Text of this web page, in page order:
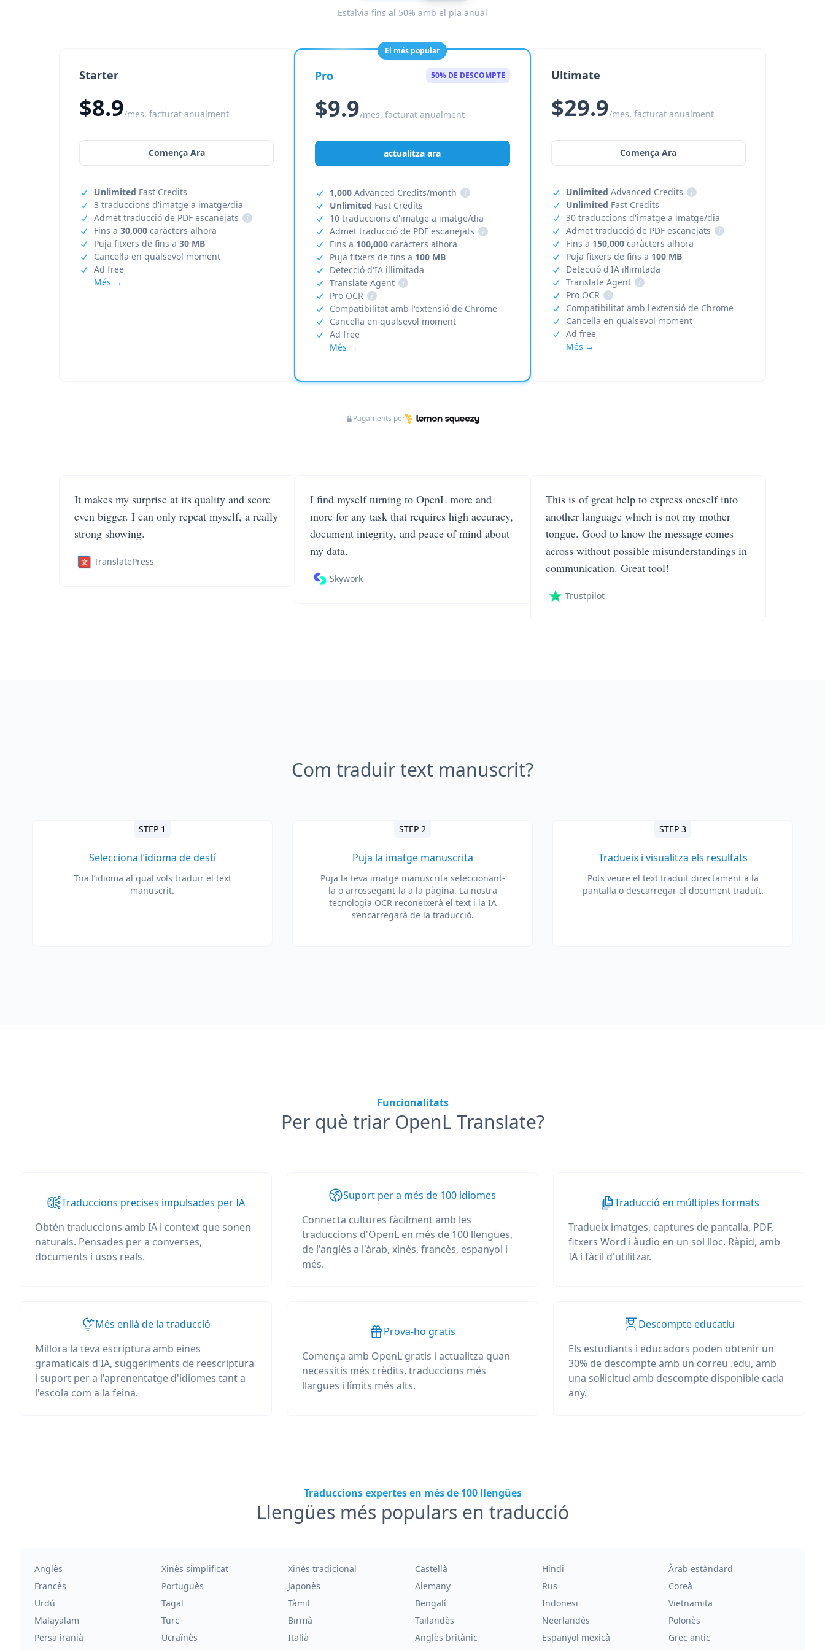
Estalvia fins al 50% amb el pla anual
Starter
$8.9/mes, facturat anualment
Comença Ara
Unlimited Fast Credits
3 traduccions d'imatge a imatge/dia
Admet traducció de PDF escanejats
i
Fins a 30,000 caràcters alhora
Puja fitxers de fins a 30 MB
Cancel·la en qualsevol moment
Ad free
Més →
El més popular
Pro 50% DE DESCOMPTE
$9.9/mes, facturat anualment
actualitza ara
1,000 Advanced Credits/month
i
Unlimited Fast Credits
10 traduccions d'imatge a imatge/dia
Admet traducció de PDF escanejats
i
Fins a 100,000 caràcters alhora
Puja fitxers de fins a 100 MB
Detecció d'IA il·limitada
Translate Agent
i
Pro OCR
i
Compatibilitat amb l'extensió de Chrome
Cancel·la en qualsevol moment
Ad free
Més →
Ultimate
$29.9/mes, facturat anualment
Comença Ara
Unlimited Advanced Credits
i
Unlimited Fast Credits
30 traduccions d'imatge a imatge/dia
Admet traducció de PDF escanejats
i
Fins a 150,000caràcters alhora
Puja fitxers de fins a 100 MB
Detecció d'IA il·limitada
Translate Agent
i
Pro OCR
i
Compatibilitat amb l'extensió de Chrome
Cancel·la en qualsevol moment
Ad free
Més →
Pagaments per
It makes my surprise at its quality and score
even bigger. I can only repeat myself, a really
strong showing.
TranslatePress
I find myself turning to OpenL more and
more for any task that requires high accuracy,
document integrity, and peace of mind about
my data.
Skywork
This is of great help to express oneself into
another language which is not my mother
tongue. Good to know the message comes
across without possible misunderstandings in
communication. Great tool!
Trustpilot
Com traduir text manuscrit?
STEP 1
Selecciona l’idioma de destí
Tria l’idioma al qual vols traduir el text
manuscrit.
STEP 2
Puja la imatge manuscrita
Puja la teva imatge manuscrita seleccionant-
la o arrossegant-la a la pàgina. La nostra
tecnologia OCR reconeixerà el text i la IA
s’encarregarà de la traducció.
STEP 3
Tradueix i visualitza els resultats
Pots veure el text traduït directament a la
pantalla o descarregar el document traduït.
Funcionalitats
Per què triar OpenL Translate?
Traduccions precises impulsades per IA
Obtén traduccions amb IA i context que sonen
naturals. Pensades per a converses,
documents i usos reals.
Suport per a més de 100 idiomes
Connecta cultures fàcilment amb les
traduccions d'OpenL en més de 100 llengües,
de l'anglès a l'àrab, xinès, francès, espanyol i
més.
Traducció en múltiples formats
Tradueix imatges, captures de pantalla, PDF,
fitxers Word i àudio en un sol lloc. Ràpid, amb
IA i fàcil d'utilitzar.
Més enllà de la traducció
Millora la teva escriptura amb eines
gramaticals d'IA, suggeriments de reescriptura
i suport per a l'aprenentatge d'idiomes tant a
l'escola com a la feina.
Prova-ho gratis
Comença amb OpenL gratis i actualitza quan
necessitis més crèdits, traduccions més
llargues i límits més alts.
Descompte educatiu
Els estudiants i educadors poden obtenir un
30% de descompte amb un correu .edu, amb
una sol·licitud amb descompte disponible cada
any.
Traduccions expertes en més de 100 llengües
Llengües més populars en traducció
Anglès Xinès simplificat Xinès tradicional Castellà Hindi
Àrab estàndard
Francès
Portuguès Japonès Alemany Rus
Coreà
Urdú
Tagal Tàmil Bengalí Indonesi
Vietnamita
Malayalam
Turc Birmà Tailandès Neerlandès
Polonès
Persa iranià
Ucraïnès Italià Anglès britànic Espanyol mexicà
Grec antic